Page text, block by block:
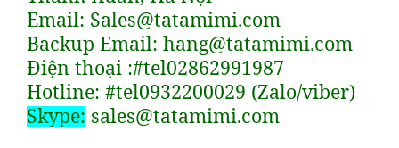
Email: Sales@tatamimi.com
Backup Email: hang@tatamimi.com
Điện thoại :#tel02862991987
Hotline: #tel0932200029 (Zalo/viber)
Skype: sales@tatamimi.com